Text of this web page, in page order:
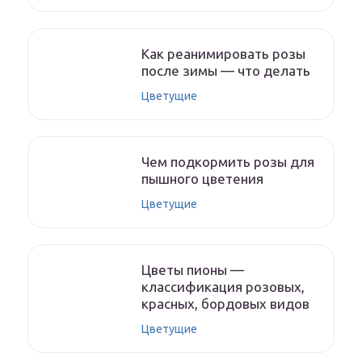
Как реанимировать розы
после зимы — что делать
Цветущие
Чем подкормить розы для
пышного цветения
Цветущие
Цветы пионы —
классификация розовых,
красных, бордовых видов
Цветущие